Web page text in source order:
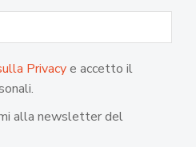
Privacye accetto il
alla newsletter del